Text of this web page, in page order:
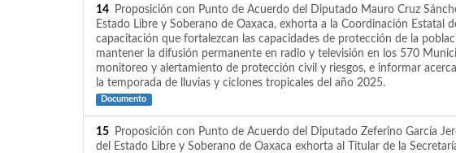
14
Proposición con Punto de Acuerdo del Diputado Mauro Cruz
Estado Libre y Soberano de Oaxaca, exhorta a la Coordinación Estatal
capacitación que fortalezcan las capacidades de protección de la
mantener la difusión permanente en radio y televisión en los 570
monitoreo y alertamiento de protección civil y riesgos, e informar
la temporada de lluvias y ciclones tropicales del año 2025.
Documento
15
Proposición con Punto de Acuerdo del Diputado Zeferino García
del Estado Libre y Soberano de Oaxaca exhorta al Titular de la